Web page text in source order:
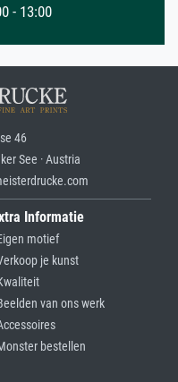
- 13:00
46
See · Austria
Informatie
motief
je kunst
van ons werk
bestellen